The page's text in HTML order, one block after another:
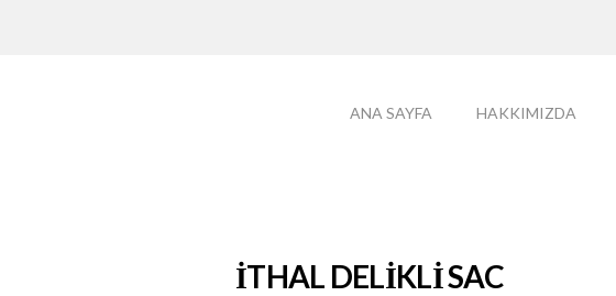
ANA SAYFA HAKKIMIZDA
İTHAL DELIKLI SAC